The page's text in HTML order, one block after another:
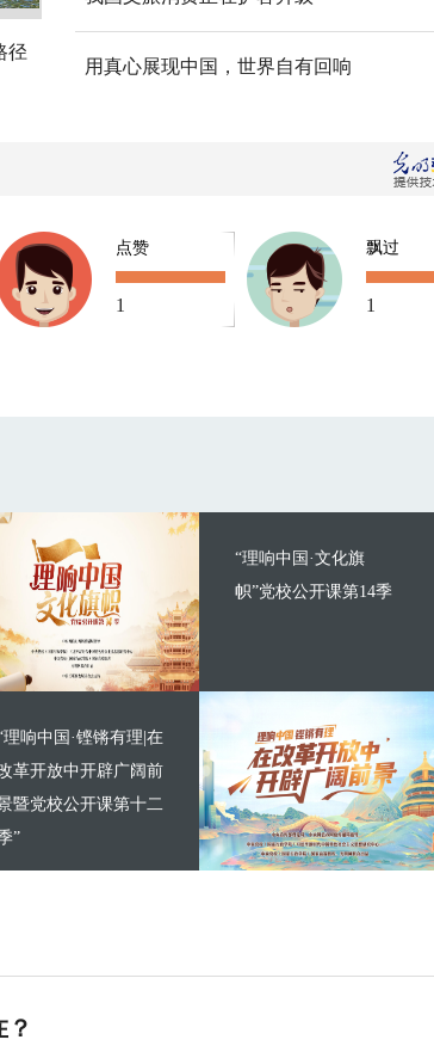
径
用真心展现中国，世界自有回响
点赞
1
飘过
1
“理响中国·文化旗
帜”党校公开课第14季
理响中国·铿锵有理|在
革开放中开辟广阔前
暨党校公开课第十二
”